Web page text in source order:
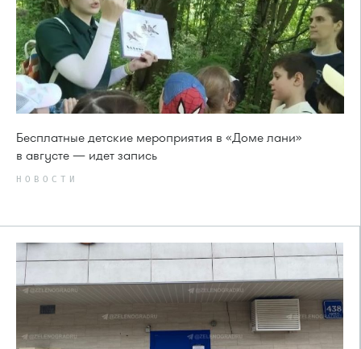
Бесплатные детские мероприятия в «Доме лани»
в августе — идет запись
НОВОСТИ